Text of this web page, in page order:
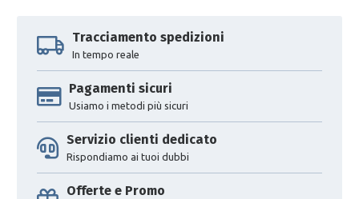
Tracciamento spedizioni
In tempo reale
Pagamenti sicuri
Usiamo i metodi più sicuri
Servizio clienti dedicato
Rispondiamo ai tuoi dubbi
Offerte e Promo